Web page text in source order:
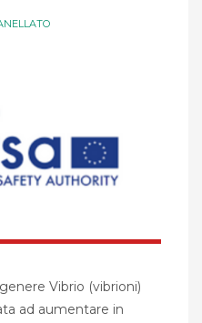
Vibrio (vibrioni)
ad aumentare in